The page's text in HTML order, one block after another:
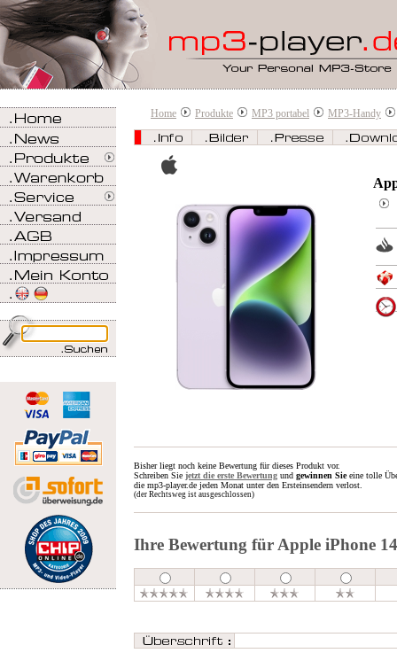
Home Produkte MP3 portabel MP3-Handy
Bisher liegt noch keine Bewertung für dieses Produkt vor.
Schreiben Sie jetzt die erste Bewertung und gewinnen Sieeine tolle
die mp3-player.de jeden Monat unter den Ersteinsendern verlost.
(der Rechtsweg ist ausgeschlossen)
Ihre Bewertung für Apple iPhone